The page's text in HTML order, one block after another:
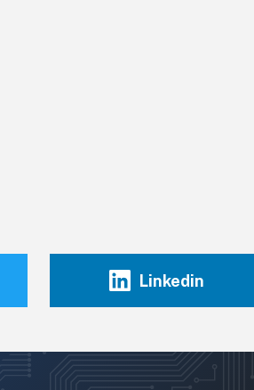
Linkedin